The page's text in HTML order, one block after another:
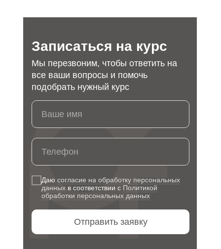
Записаться на курс
Мы перезвоним, чтобы ответить на
все ваши вопросы и помочь
подобрать нужный курс
Ваше имя
Телефон
Даю согласие на обработку персональных
данных в соответствии с Политикой
обработки персональных данных
Отправить заявку